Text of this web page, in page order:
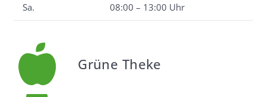
Sa. 08:00 – 13:00 Uhr
Grüne Theke